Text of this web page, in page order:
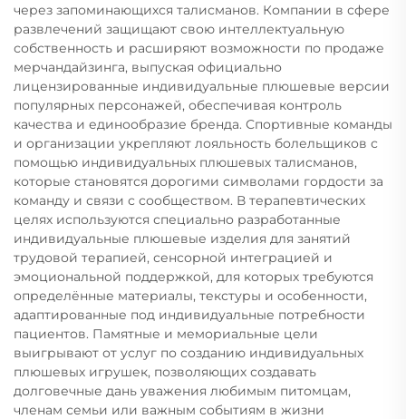
через запоминающихся талисманов. Компании в сфере
развлечений защищают свою интеллектуальную
собственность и расширяют возможности по продаже
мерчандайзинга, выпуская официально
лицензированные индивидуальные плюшевые версии
популярных персонажей, обеспечивая контроль
качества и единообразие бренда. Спортивные команды
и организации укрепляют лояльность болельщиков с
помощью индивидуальных плюшевых талисманов,
которые становятся дорогими символами гордости за
команду и связи с сообществом. В терапевтических
целях используются специально разработанные
индивидуальные плюшевые изделия для занятий
трудовой терапией, сенсорной интеграцией и
эмоциональной поддержкой, для которых требуются
определённые материалы, текстуры и особенности,
адаптированные под индивидуальные потребности
пациентов. Памятные и мемориальные цели
выигрывают от услуг по созданию индивидуальных
плюшевых игрушек, позволяющих создавать
долговечные дань уважения любимым питомцам,
членам семьи или важным событиям в жизни